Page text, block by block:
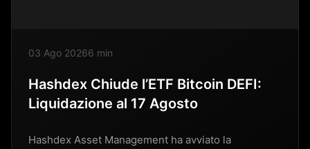
03 Ago 20266 min
Hashdex Chiude l’ETF Bitcoin DEFI:
Liquidazione al 17 Agosto
Hashdex Asset Management ha avviato la